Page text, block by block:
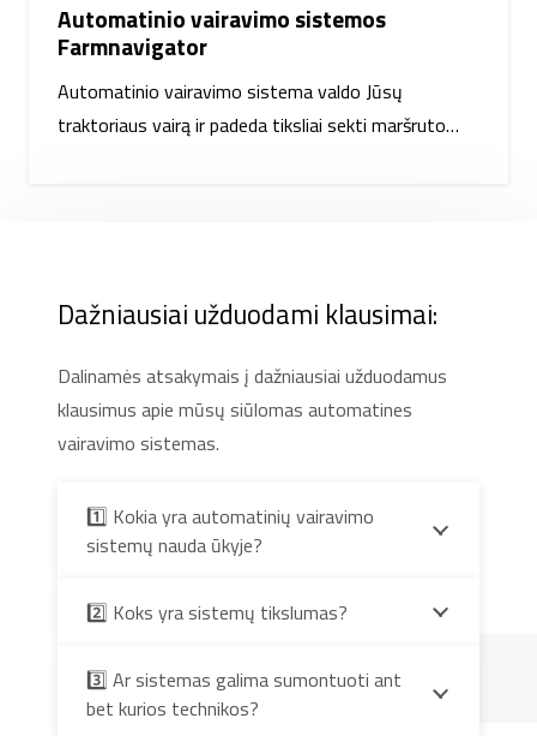
Automatinio vairavimo sistemos
Farmnavigator
Automatinio vairavimo sistema valdo Jūsų
traktoriaus vairą ir padeda tiksliai sekti maršruto…
Dažniausiai užduodami klausimai:
Dalinamės atsakymais į dažniausiai užduodamus
klausimus apie mūsų siūlomas automatines
vairavimo sistemas.
1️⃣ Kokia yra automatinių vairavimo
sistemų nauda ūkyje?
2️⃣ Koks yra sistemų tikslumas?
3️⃣ Ar sistemas galima sumontuoti ant
bet kurios technikos?